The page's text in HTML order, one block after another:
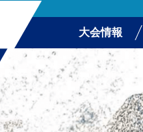
大会情報